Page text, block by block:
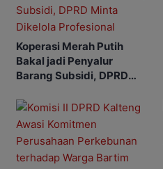
Koperasi Merah Putih
Bakal jadi Penyalur
Barang Subsidi, DPRD